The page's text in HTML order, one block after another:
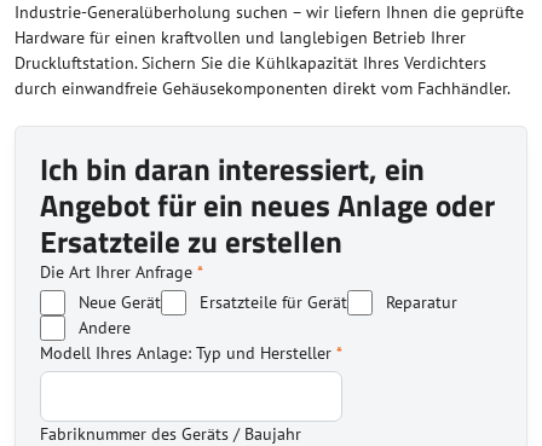
Industrie-Generalüberholung suchen – wir liefern Ihnen die geprüfte
Hardware für einen kraftvollen und langlebigen Betrieb Ihrer
Druckluftstation. Sichern Sie die Kühlkapazität Ihres Verdichters
durch einwandfreie Gehäusekomponenten direkt vom Fachhändler.
Ich bin daran interessiert, ein
Angebot für ein neues Anlage oder
Ersatzteile zu erstellen
Die Art Ihrer Anfrage *
Neue Gerät
Ersatzteile für Gerät
Reparatur
Andere
Modell Ihres Anlage: Typ und Hersteller *
Fabriknummer des Geräts / Baujahr